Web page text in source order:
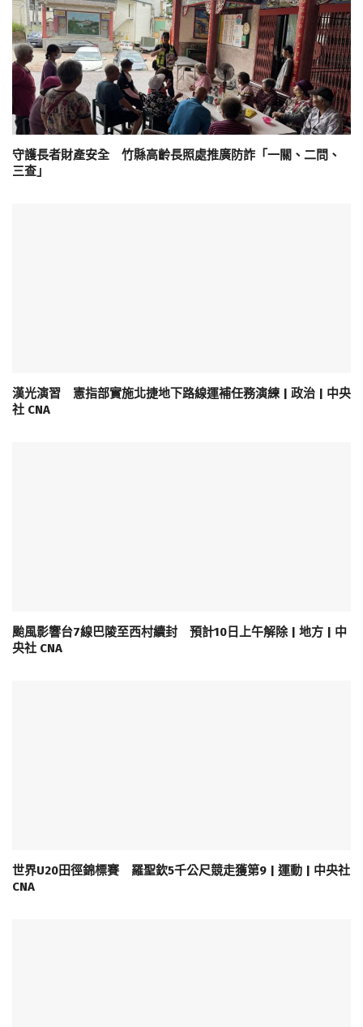
守護長者財產安全 竹縣高齡長照處推廣防詐「一關、二問、
三查」
漢光演習 憲指部實施北捷地下路線運補任務演練 | 政治 | 中央
社 CNA
颱風影響台7線巴陵至西村續封 預計10日上午解除 | 地方 | 中
央社 CNA
世界U20田徑錦標賽 羅聖欽5千公尺競走獲第9 | 運動 | 中央社
CNA